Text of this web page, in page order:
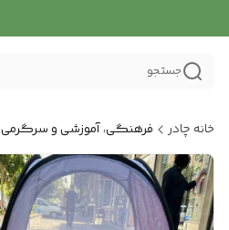
جستجو
خانه چادر فرهنگی، آموزشی و سرگرمی